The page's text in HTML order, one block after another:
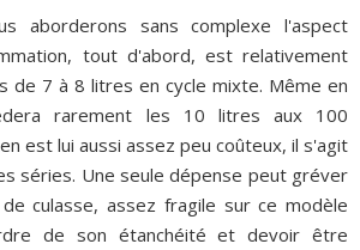
aborderons sans complexe l'aspect
tout d'abord, est relativement
de 7 à 8 litres en cycle mixte. Même en
rarement les 10 litres aux 100
est lui aussi assez peu coûteux, il s'agit
séries. Une seule dépense peut gréver
culasse, assez fragile sur ce modèle
de son étanchéité et devoir être